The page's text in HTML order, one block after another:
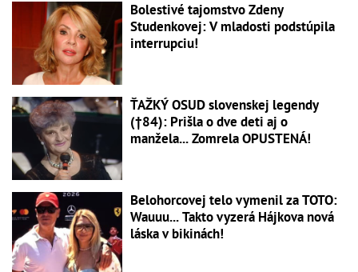
Bolestivé tajomstvo Zdeny
Studenkovej: V mladosti podstúpila
interrupciu!
ŤAŽKÝ OSUD slovenskej legendy
(†84): Prišla o dve deti aj o
manžela... Zomrela OPUSTENÁ!
Belohorcovej telo vymenil za TOTO:
Wauuu... Takto vyzerá Hájkova nová
láska v bikinách!